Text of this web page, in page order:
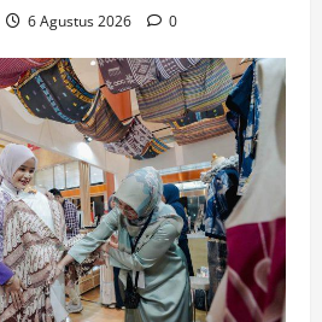
6 Agustus 2026 0